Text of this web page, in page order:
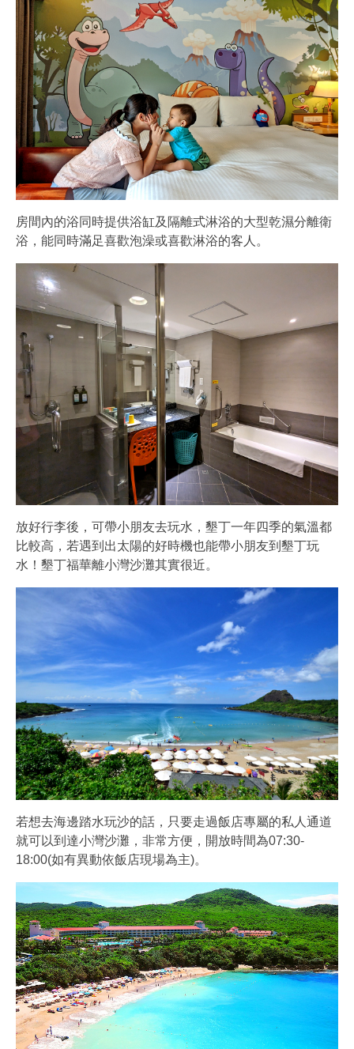
房間內的浴同時提供浴缸及隔離式淋浴的大型乾濕分離衛
浴，能同時滿足喜歡泡澡或喜歡淋浴的客人。
放好行李後，可帶小朋友去玩水，墾丁一年四季的氣溫都
比較高，若遇到出太陽的好時機也能帶小朋友到墾丁玩
水！墾丁福華離小灣沙灘其實很近。
若想去海邊踏水玩沙的話，只要走過飯店專屬的私人通道
就可以到達小灣沙灘，非常方便，開放時間為07:30-
18:00(如有異動依飯店現場為主)。